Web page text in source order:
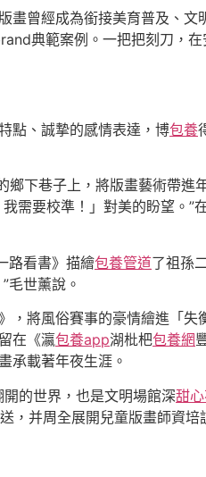
畫曾經成為銜接美育普及、文
典範案例。一把把刻刀，在
點、誠摯的感情表達，博包養
鄉下巷子上，將版畫藝術帶進
需要校準！」對美的盼望。”
路看書》描繪包養管道了祖孫
毛世薰說。
，將風俗賽事的豪情繪進「失
在《瀛包養app湖枇杷包養網
承載著年夜生涯。
的世界，也是文明場館深甜
，并周全展開兒童版畫師資培